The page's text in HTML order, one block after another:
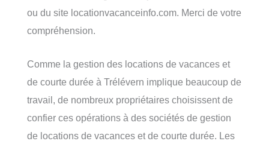
ou du site locationvacanceinfo.com. Merci de votre
compréhension.
Comme la gestion des locations de vacances et
de courte durée à Trélévern implique beaucoup de
travail, de nombreux propriétaires choisissent de
confier ces opérations à des sociétés de gestion
de locations de vacances et de courte durée. Les